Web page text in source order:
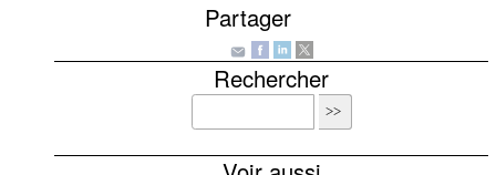
Partager
Rechercher